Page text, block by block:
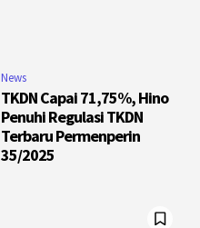
News
TKDN Capai 71,75%, Hino
Penuhi Regulasi TKDN
Terbaru Permenperin
35/2025